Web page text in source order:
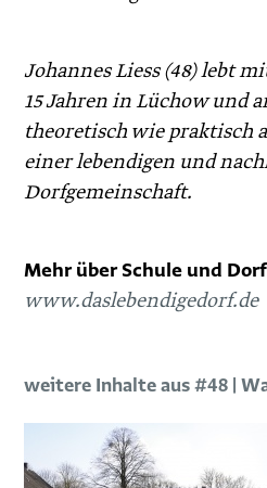
Johannes Liess(48) lebt
15 Jahren in Lüchow und
theoretisch wie praktisch
einer lebendigen und
Dorfgemeinschaft.
Mehr über Schule und
www.daslebendigedorf.de
weitere Inhalte aus #48 |